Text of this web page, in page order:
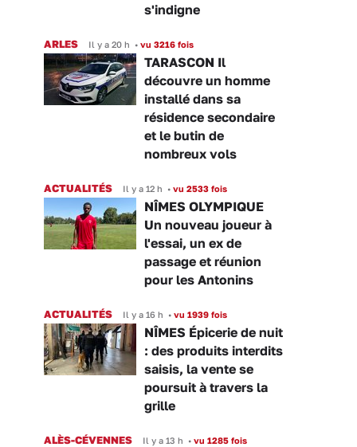
s'indigne
ARLES Il y a 20 h • vu 3216 fois
TARASCON Il
découvre un homme
installé dans sa
résidence secondaire
et le butin de
nombreux vols
ACTUALITÉS Il y a 12 h • vu 2533 fois
NÎMES OLYMPIQUE
Un nouveau joueur à
l'essai, un ex de
passage et réunion
pour les Antonins
ACTUALITÉS Il y a 16 h • vu 1939 fois
NÎMES Épicerie de nuit
: des produits interdits
saisis, la vente se
poursuit à travers la
grille
ALÈS-CÉVENNES Il y a 13 h • vu 1285 fois